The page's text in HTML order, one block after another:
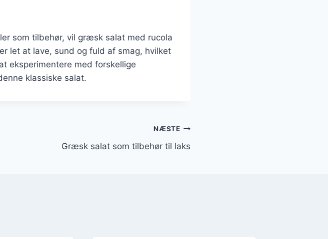
som tilbehør, vil græsk salat med rucola
let at lave, sund og fuld af smag, hvilket
eksperimentere med forskellige
klassiske salat.
NÆSTE
Græsk salat som tilbehør til laks